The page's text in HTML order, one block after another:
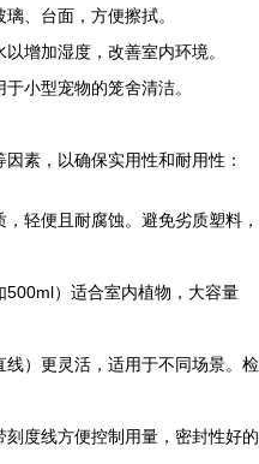
、台面，方便擦拭。
增加湿度，改善室内环境。
小型宠物的笼舍清洁。
素，以确保实用性和耐用性：
轻便且耐腐蚀。避免劣质塑料，
）适合室内植物，大容量
）更灵活，适用于不同场景。检
度线方便控制用量，密封性好的